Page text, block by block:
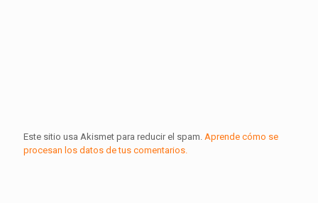
Este sitio usa Akismet para reducir el spam. Aprende cómo se
procesan los datos de tus comentarios.